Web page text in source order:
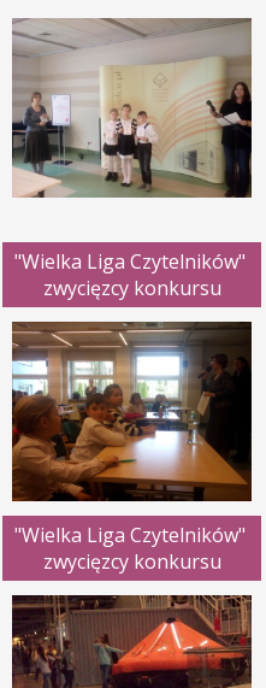
"Wielka Liga Czytelników"
zwycięzcy konkursu
"Wielka Liga Czytelników"
zwycięzcy konkursu